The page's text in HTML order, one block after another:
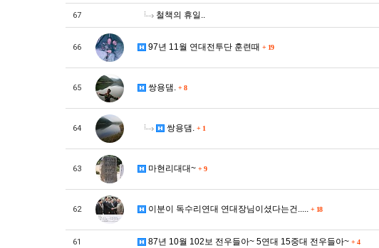
67 철책의 휴일..
66 97년 11월 연대전투단 훈련때 + 19
65 쌍용댐. + 8
64 쌍용댐. + 1
63 마현리대대~ + 9
62 이분이 독수리연대 연대장님이셨다는건..... + 18
61 87년 10월 102보 전우들아~ 5연대 15중대 전우들아~ + 4